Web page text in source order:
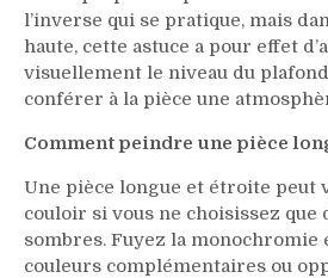
l’inverse qui se pratique, mais
haute, cette astuce a pour effet
visuellement le niveau du
conférer à la pièce une
Comment peindre une pièce
Une pièce longue et étroite peut
couloir si vous ne choisissez que
sombres. Fuyez la monochromie
couleurs complémentaires ou